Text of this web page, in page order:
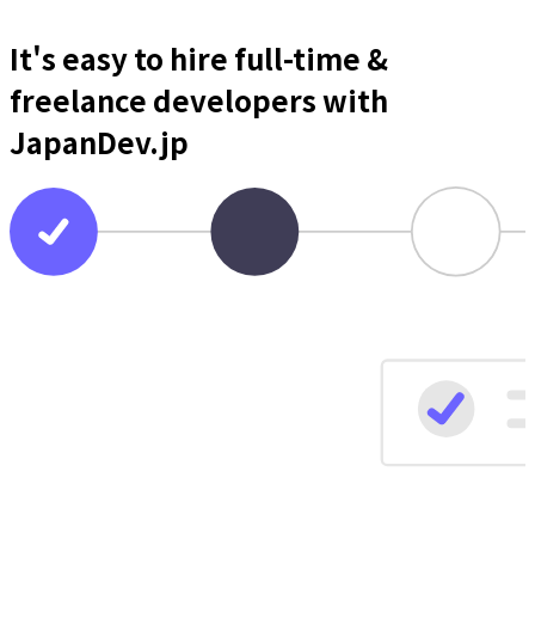
It's easy to hire full-time &
freelance developerswith
JapanDev.jp